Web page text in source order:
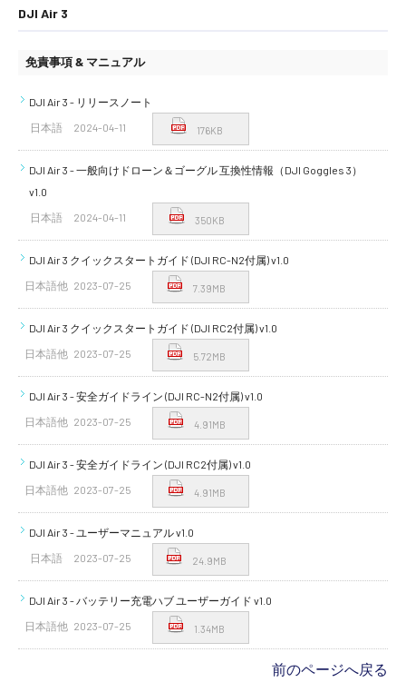
DJI Air 3
免責事項 & マニュアル
DJI Air 3 - リリースノート
日本語
2024-04-11 176KB
DJI Air 3 - 一般向けドローン＆ゴーグル 互換性情報（DJI Goggles 3）
v1.0
日本語
2024-04-11 350KB
DJI Air 3 クイックスタートガイド (DJI RC-N2付属) v1.0
日本語他 2023-07-25 7.39MB
DJI Air 3 クイックスタートガイド (DJI RC2付属) v1.0
日本語他 2023-07-25 5.72MB
DJI Air 3 - 安全ガイドライン (DJI RC-N2付属) v1.0
日本語他 2023-07-25 4.91MB
DJI Air 3 - 安全ガイドライン (DJI RC2付属) v1.0
日本語他 2023-07-25 4.91MB
DJI Air 3 - ユーザーマニュアル v1.0
日本語
2023-07-25 24.9MB
DJI Air 3 - バッテリー充電ハブ ユーザーガイド v1.0
日本語他 2023-07-25 1.34MB
前のページへ戻る